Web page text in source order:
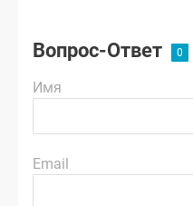
Вопрос-Ответ
Имя
Email